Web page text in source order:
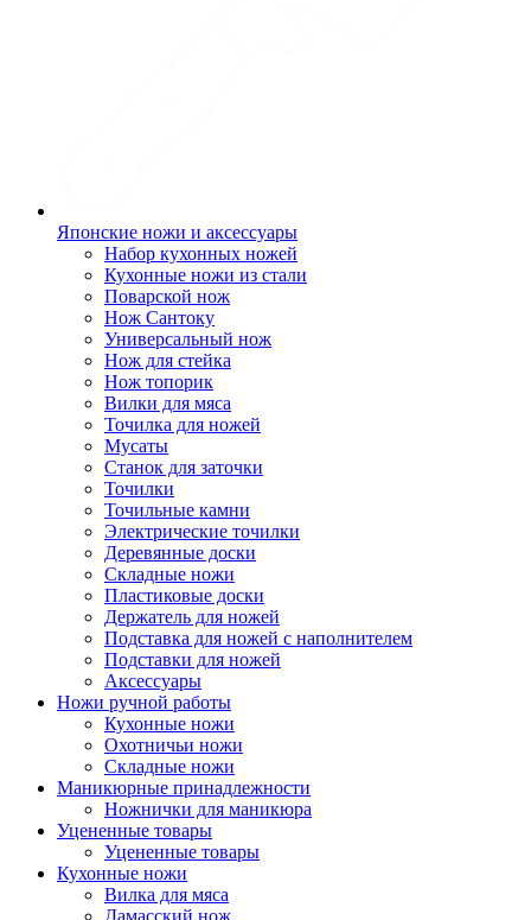
Японские ножи и аксессуары
Набор кухонных ножей
Кухонные ножи из стали
Поварской нож
Нож Сантоку
Универсальный нож
Нож для стейка
Нож топорик
Вилки для мяса
Точилка для ножей
Мусаты
Станок для заточки
Точилки
Точильные камни
Электрические точилки
Деревянные доски
Складные ножи
Пластиковые доски
Держатель для ножей
Подставка для ножей с наполнителем
Подставки для ножей
Аксессуары
Ножи ручной работы
Кухонные ножи
Охотничьи ножи
Складные ножи
Маникюрные принадлежности
Ножнички для маникюра
Уцененные товары
Уцененные товары
Кухонные ножи
Вилка для мяса
Дамасский нож